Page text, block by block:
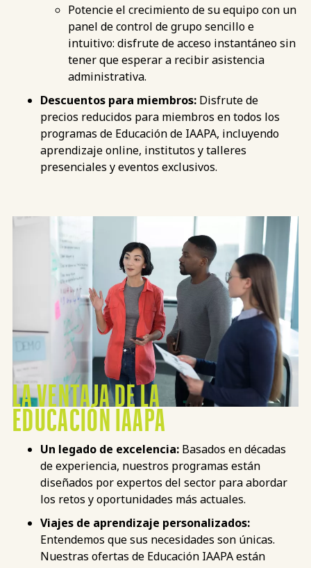
Potencie el crecimiento de su equipo con un
panel de control de grupo sencillo e
intuitivo: disfrute de acceso instantáneo sin
tener que esperar a recibir asistencia
administrativa.
Descuentos para miembros: Disfrute de
precios reducidos para miembros en todos los
programas de Educación de IAAPA, incluyendo
aprendizaje online, institutos y talleres
presenciales y eventos exclusivos.
LA VENTAJA DE LA
EDUCACIÓN IAAPA
Un legado de excelencia: Basados en décadas
de experiencia, nuestros programas están
diseñados por expertos del sector para abordar
los retos y oportunidades más actuales.
Viajes de aprendizaje personalizados:
Entendemos que sus necesidades son únicas.
Nuestras ofertas de Educación IAAPA están